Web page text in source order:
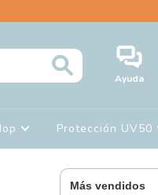
Ayuda
Protección UV50